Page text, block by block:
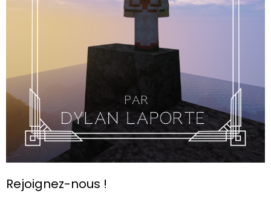
Rejoignez-nous !